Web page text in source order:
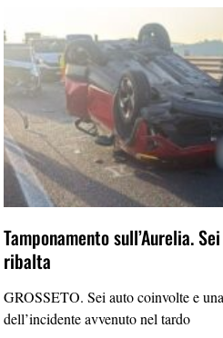
Tamponamento sull’Aurelia.
ribalta
GROSSETO. Sei auto coinvolte e
dell’incidente avvenuto nel tardo